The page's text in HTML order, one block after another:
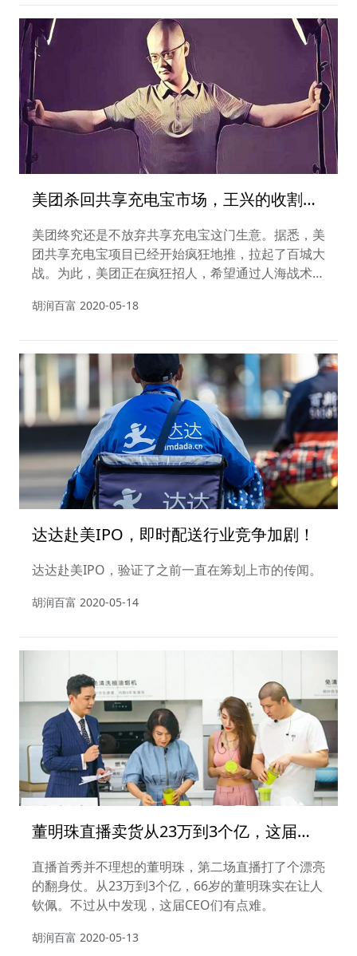
总裁吴刚为新任董事。这是历时40天后瑞幸咖啡给
大家的一个交代。
美团杀回共享充电宝市场，王兴的收割机
来了!
美团终究还是不放弃共享充电宝这门生意。据悉，美
团共享充电宝项目已经开始疯狂地推，拉起了百城大
战。为此，美团正在疯狂招人，希望通过人海战术快
胡润百富 2020-05-18
达达赴美IPO，即时配送行业竞争加剧！
达达赴美IPO，验证了之前一直在筹划上市的传闻。
胡润百富 2020-05-14
董明珠直播卖货从23万到3个亿，这届老
板们太难了！
直播首秀并不理想的董明珠，第二场直播打了个漂亮
的翻身仗。从23万到3个亿，66岁的董明珠实在让人
钦佩。不过从中发现，这届CEO们有点难。
胡润百富 2020-05-13